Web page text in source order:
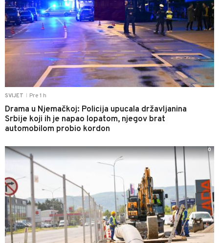
SVIJET Pre 1 h
Drama u Njemačkoj: Policija upucala državljanina
Srbije koji ih je napao lopatom, njegov brat
automobilom probio kordon
0